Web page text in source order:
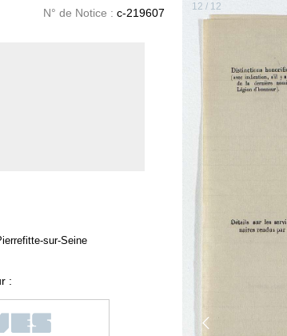
N° de Notice :c-219607
sur-Seine
:
12 / 12